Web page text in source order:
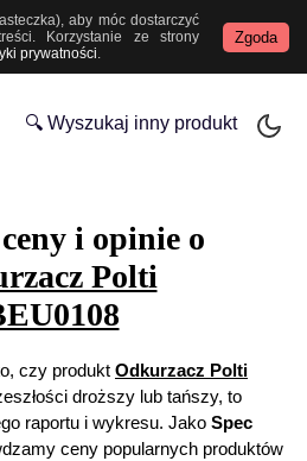
aby móc dostarczyć
Korzystanie ze strony
prywatności.
Zgoda
🔍 Wyszukaj inny produkt
i opinie o
Polti
czy produkt Odkurzacz Polti
droższy lub tańszy, to
raportu i wykresu. Jako Spec
ceny popularnych produktów